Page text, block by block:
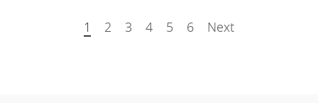
1 2 3 4 5 6 Next